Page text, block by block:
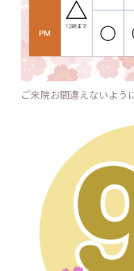
ご来院お間違えないよう